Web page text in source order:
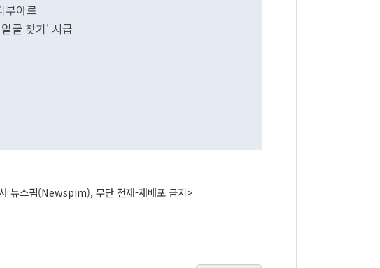
부아르
굴 찾기' 시급
뉴스핌(Newspim), 무단 전재-재배포 금지>